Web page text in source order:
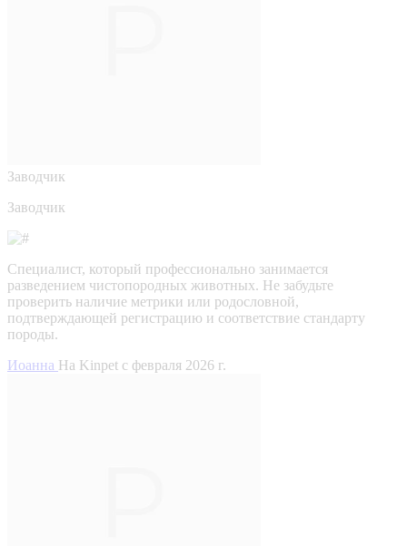
Заводчик
Заводчик
Специалист, который профессионально занимается
разведением чистопородных животных. Не забудьте
проверить наличие метрики или родословной,
подтверждающей регистрацию и соответствие стандарту
породы.
Иоанна На Kinpet c февраля 2026 г.